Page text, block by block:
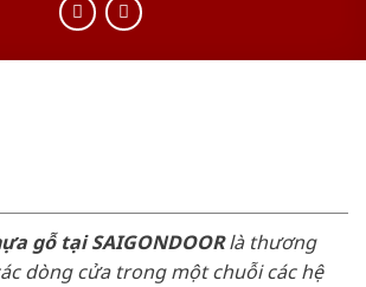
gỗ tại SAIGONDOORlà thương
dòng cửa trong một chuỗi các hệ